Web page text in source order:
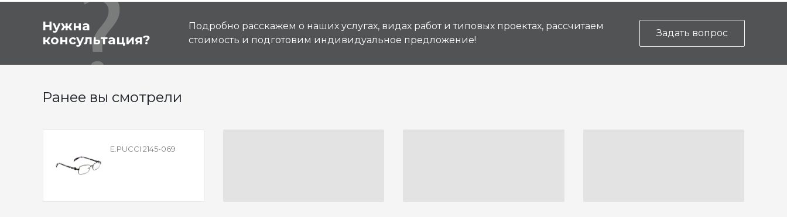
Нужна
консультация?
Подробно расскажем о наших услугах, видах работ и типовых проектах, рассчитаем
стоимость и подготовим индивидуальное предложение!
Задать вопрос
Ранее вы смотрели
E.PUCCI 2145-069